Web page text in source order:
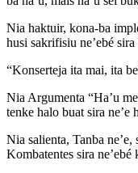
Nia haktuir, kona-ba
husi sakrifisiu ne’ebé
“Konserteja ita mai, ita
Nia Argumenta “Ha’u
tenke halo buat sira ne’e
Nia salienta, Tanba
Kombatentes sira